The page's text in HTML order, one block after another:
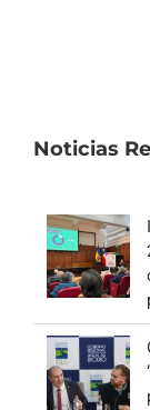
Noticias